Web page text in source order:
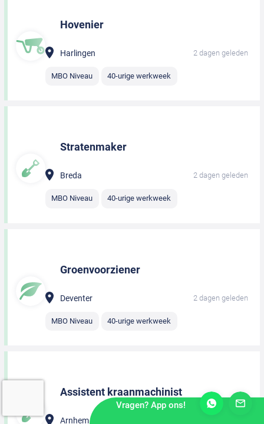
Hovenier
Harlingen 2 dagen geleden
MBO Niveau 40-urige werkweek
Stratenmaker
Breda 2 dagen geleden
MBO Niveau 40-urige werkweek
Groenvoorziener
Deventer 2 dagen geleden
MBO Niveau 40-urige werkweek
Assistent kraanmachinist
Arnhem
Vragen? App ons!